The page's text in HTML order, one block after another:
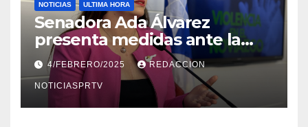
NOTICIAS ULTIMA HORA
Senadora Ada Álvarez
presenta medidas ante la
violencia en el noviazgo
4/FEBRERO/2025 REDACCION
NOTICIASPRTV